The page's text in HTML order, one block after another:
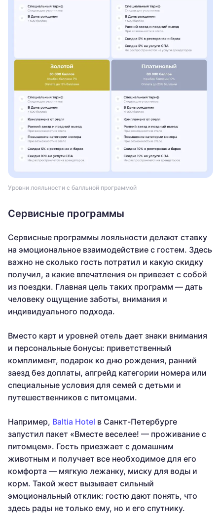
Уровни лояльности с балльной программой
Сервисные программы
Сервисные программы лояльности делают ставку
на эмоциональное взаимодействие с гостем. Здесь
важно не сколько гость потратил и какую скидку
получил, а какие впечатления он привезет с собой
из поездки. Главная цель таких программ — дать
человеку ощущение заботы, внимания и
индивидуального подхода.
Вместо карт и уровней отель дает знаки внимания
и персональные бонусы: приветственный
комплимент, подарок ко дню рождения, ранний
заезд без доплаты, апгрейд категории номера или
специальные условия для семей с детьми и
путешественников с питомцами.
Например, Baltia Hotel в Санкт-Петербурге
запустил пакет «Вместе веселее! — проживание с
питомцем». Гость приезжает с домашним
животным и получает все необходимое для его
комфорта — мягкую лежанку, миску для воды и
корм. Такой жест вызывает сильный
эмоциональный отклик: гостю дают понять, что
здесь рады не только ему, но и его спутнику.